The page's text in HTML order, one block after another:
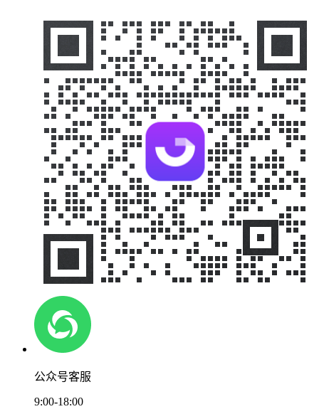
公众号客服
9:00-18:00